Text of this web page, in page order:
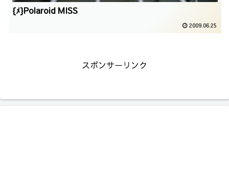
{ﾒ}Polaroid MISS
2009.06.25
スポンサーリンク